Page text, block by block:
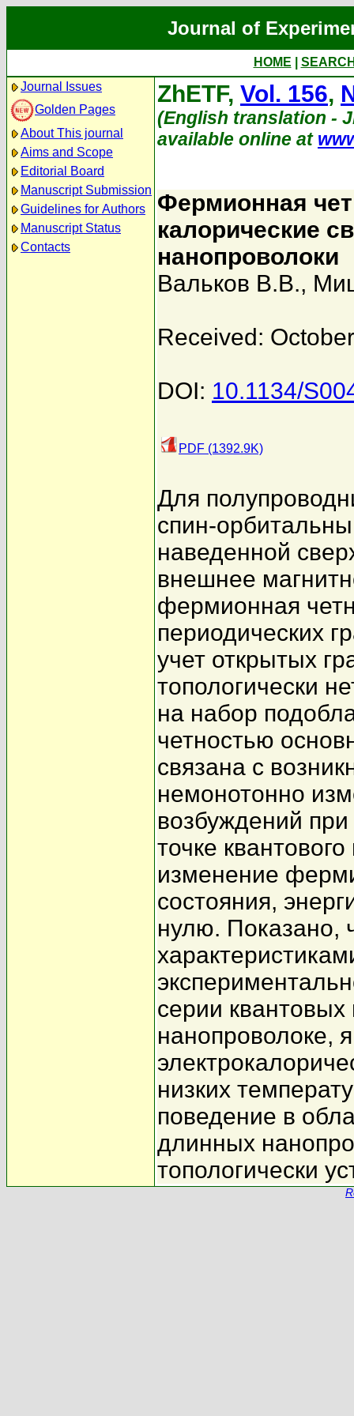
Journal of
HOME
Journal Issues
Golden Pages
About This journal
Aims and Scope
Editorial Board
Manuscript Submission
Guidelines for Authors
Manuscript Status
Contacts
ZhETF, Vol. 156,
(English translation -
available online at
Фермионная
калорические
нанопроволоки
Вальков В.В.,
Received:
DOI: 10.1134/
PDF (1392.9K)
Для
спин-
наведенной
внешнее
фермионная
периодических
учет открытых
топологически
на набор
четностью
связана с
немонотонно
возбуждений
точке
изменение
состояния,
нулю. Показано,
серии
нанопроволоке,
низких
поведение в
длинных
топологически